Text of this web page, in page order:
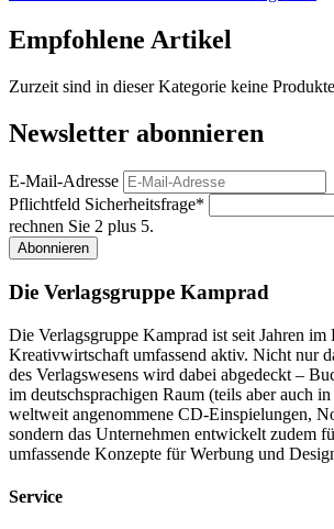
Empfohlene Artikel
Zurzeit sind in dieser Kategorie keine
Newsletter abonnieren
E-Mail-Adresse
Pflichtfeld Sicherheitsfrage*
rechnen Sie 2 plus 5.
Abonnieren
Die Verlagsgruppe Kamprad
Die Verlagsgruppe Kamprad ist seit Jahren im
Kreativwirtschaft umfassend aktiv. Nicht nur
des Verlagswesens wird dabei abgedeckt –
im deutschsprachigen Raum (teils aber auch
weltweit angenommene CD-Einspielungen,
sondern das Unternehmen entwickelt zudem
umfassende Konzepte für Werbung und
Service